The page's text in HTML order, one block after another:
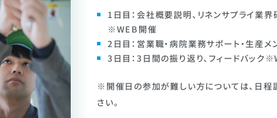
1日目：会社概要説明、リネンサプライ業
※WEB開催
2日目：営業職・病院業務サポート・生
3日目：3日間の振り返り、フィードバック
※開催日の参加が難しい方については、日程
さい。